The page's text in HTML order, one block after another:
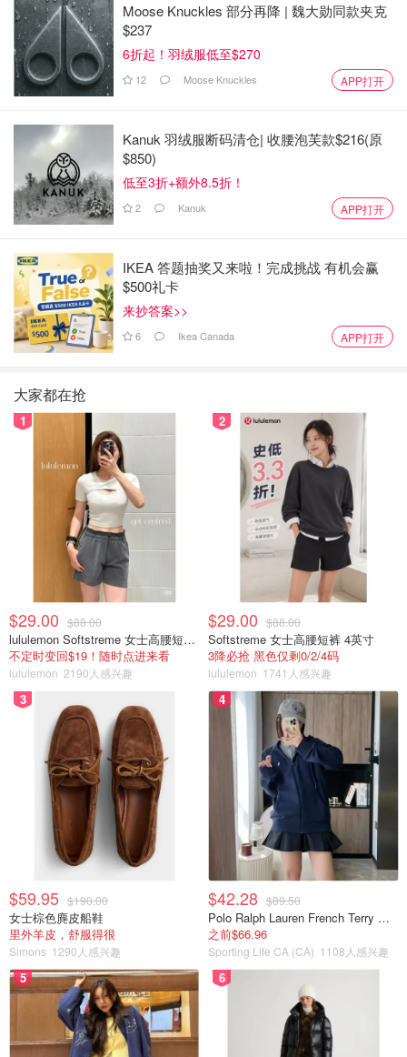
Moose Knuckles 部分再降 | 魏大勋同款夹克
$237
6折起！羽绒服低至$270
12 Moose Knuckles APP打开
Kanuk 羽绒服断码清仓| 收腰泡芙款$216(原
$850)
低至3折+额外8.5折！
2 Kanuk APP打开
IKEA 答题抽奖又来啦！完成挑战 有机会赢
$500礼卡
来抄答案>>
6 Ikea Canada APP打开
大家都在抢
1
$29.00 $88.00
lululemon Softstreme 女士高腰短裤 10cm
不定时变回$19！随时点进来看
lululemon 2190人感兴趣
2
$29.00 $88.00
Softstreme 女士高腰短裤 4英寸
3降必抢 黑色仅剩0/2/4码
lululemon 1741人感兴趣
3
$59.95 $190.00
女士棕色麂皮船鞋
里外羊皮，舒服得很
Simons 1290人感兴趣
4
$42.28 $89.50
Polo Ralph Lauren French Terry 女童连帽卫衣 7-16码
之前$66.96
Sporting Life CA (CA) 1108人感兴趣
5 6